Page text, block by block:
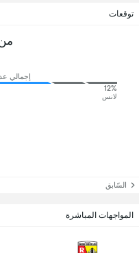
توقعات
إجمالي عدد
12%
لانس
السّابق
المواجهات المباشرة